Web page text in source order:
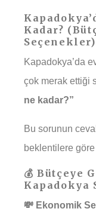
Kadar?
Seçenekler)
Kapadokya’da
çok merak ettiği
ne kadar?”
Bu sorunun
beklentilere
💰 Bütçeye
Kapadokya
💸 Ekonomik